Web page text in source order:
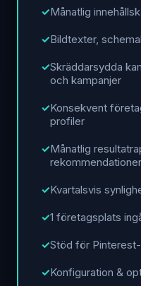
Månatlig
Bildtexter,
Skräddarsydda
och kampanjer
Konsekvent
profiler
Månatlig
rekommendationer
Kvartalsvis
1 företagsplats
Stöd för
Konfiguration &